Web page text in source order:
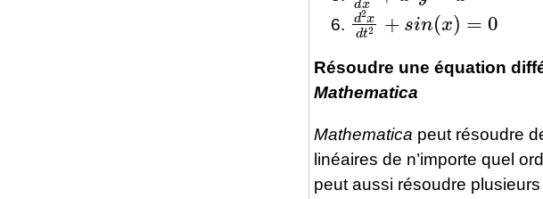
d2x +s in ( 0
Résoudre une équation
Mathematica
Mathematica peut résoudre
linéaires de n’importe quel
peut aussi résoudre